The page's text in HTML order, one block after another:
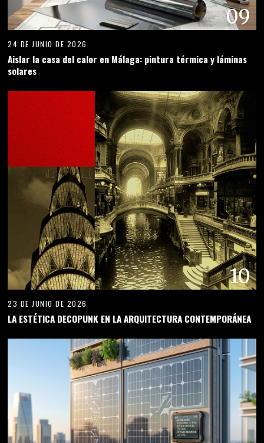
09
24 DE JUNIO DE 2026
Aislar la casa del calor en Málaga: pintura térmica y láminas
solares
10
23 DE JUNIO DE 2026
LA ESTÉTICA DECOPUNK EN LA ARQUITECTURA CONTEMPORÁNEA